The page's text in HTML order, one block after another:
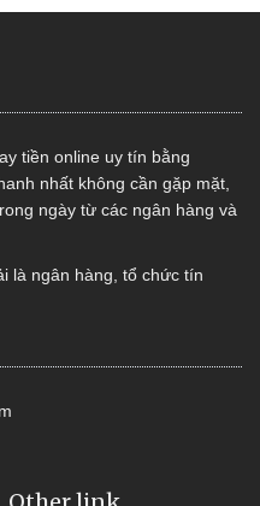
tiền online uy tín bằng
nhất không cần gặp mặt,
ngày từ các ngân hàng và
là ngân hàng, tổ chức tín